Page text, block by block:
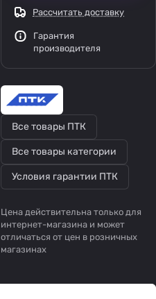
Рассчитать доставку
Гарантия
производителя
Все товары ПТК
Все товары категории
Условия гарантии ПТК
Цена действительна только для
интернет-магазина и может
отличаться от цен в розничных
магазинах